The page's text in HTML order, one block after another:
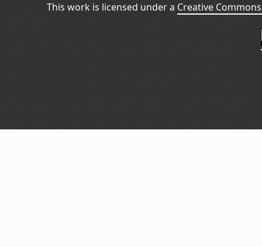
This work is licensed under a Creative